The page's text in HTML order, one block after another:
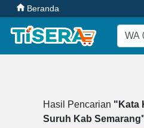
Beranda
Hasil Pencarian "Kata
Suruh Kab